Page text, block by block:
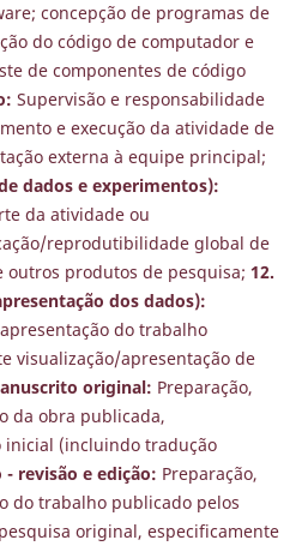
concepção de programas de
do código de computador e
de componentes de código
Supervisão e responsabilidade
e execução da atividade de
externa à equipe principal;
dados e experimentos):
da atividade ou
reprodutibilidade global de
outros produtos de pesquisa; 12.
dos dados):
do trabalho
visualização/apresentação de
original: Preparação,
da obra publicada,
inicial (incluindo tradução
- revisão e edição: Preparação,
do trabalho publicado pelos
original, especificamente